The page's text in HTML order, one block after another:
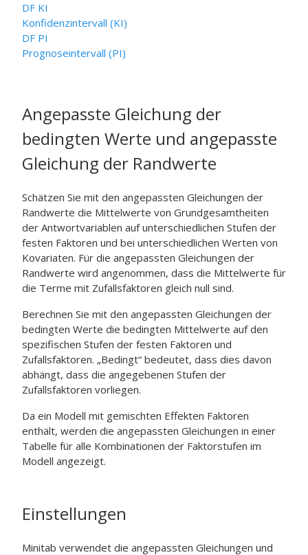
DF KI
Konfidenzintervall (KI)
DF PI
Prognoseintervall (PI)
Angepasste Gleichung der
bedingten Werte und angepasste
Gleichung der Randwerte
Schätzen Sie mit den angepassten Gleichungen der
Randwerte die Mittelwerte von Grundgesamtheiten
der Antwortvariablen auf unterschiedlichen Stufen der
festen Faktoren und bei unterschiedlichen Werten von
Kovariaten. Für die angepassten Gleichungen der
Randwerte wird angenommen, dass die Mittelwerte für
die Terme mit Zufallsfaktoren gleich null sind.
Berechnen Sie mit den angepassten Gleichungen der
bedingten Werte die bedingten Mittelwerte auf den
spezifischen Stufen der festen Faktoren und
Zufallsfaktoren. „Bedingt“ bedeutet, dass dies davon
abhängt, dass die angegebenen Stufen der
Zufallsfaktoren vorliegen.
Da ein Modell mit gemischten Effekten Faktoren
enthält, werden die angepassten Gleichungen in einer
Tabelle für alle Kombinationen der Faktorstufen im
Modell angezeigt.
Einstellungen
Minitab verwendet die angepassten Gleichungen und